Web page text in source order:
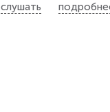
слушать